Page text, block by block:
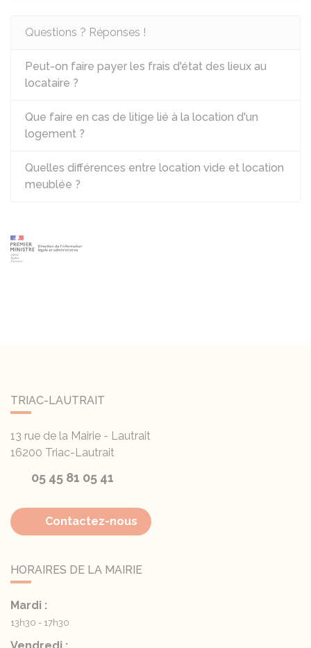
Questions ? Réponses !
Peut-on faire payer les frais d'état des lieux au
locataire ?
Que faire en cas de litige lié à la location d'un
logement ?
Quelles différences entre location vide et location
meublée ?
TRIAC-LAUTRAIT
13 rue de la Mairie - Lautrait
16200 Triac-Lautrait
05 45 81 05 41
Contactez-nous
HORAIRES DE LA MAIRIE
Mardi :
13h30 - 17h30
Vendredi :